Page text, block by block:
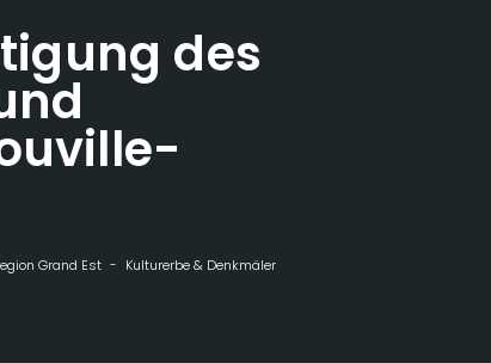
des
Grand Est Kulturerbe & Denkmäler